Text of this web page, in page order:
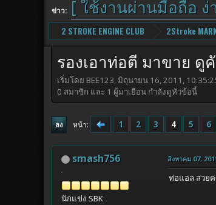
ข่าว: [ ใช้งานผ่านมือถือ ง่
2 STROKE ENGINE CLUB 2Stroke
รองเอาท่อตี มาขาย ดู
เริ่มโดย BEE123, มิถุนายน 16, 2011,
0 สมาชิก และ 1 ผู้มาเยือน กำลังดูหัวข้อนี้
ลง หน้า 1 2 3 4 5 6
smash756
นักแข่ง SBK
สิงหาคม 07,
ท่อแอล สวยค